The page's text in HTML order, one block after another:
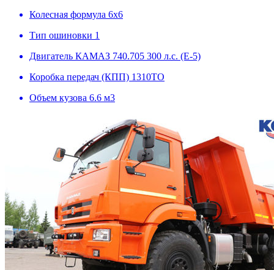
Колесная формула 6х6
Тип ошиновки 1
Двигатель КАМАЗ 740.705 300 л.с. (Е-5)
Коробка передач (КПП) 1310ТО
Объем кузова 6.6 м3